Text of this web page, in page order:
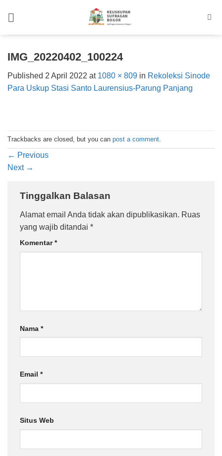
IMG_20220402_100224
Published 2 April 2022 at 1080 × 809 in Rekoleksi Sinode
Para Uskup Stasi Santo Laurensius-Parung Panjang
Trackbacks are closed, but you can post a comment
← Previous
Next →
Tinggalkan Balasan
Alamat email Anda tidak akan dipublikasikan. Ruas
yang wajib ditandai *
Komentar*
Nama *
Email *
Situs Web